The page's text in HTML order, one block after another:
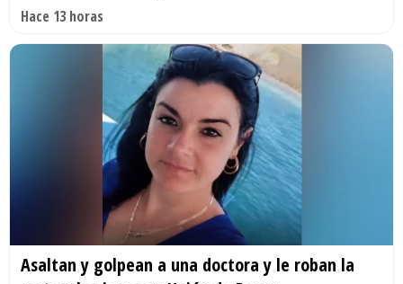
Hace 13 horas
Asaltan y golpean a una doctora y le roban la